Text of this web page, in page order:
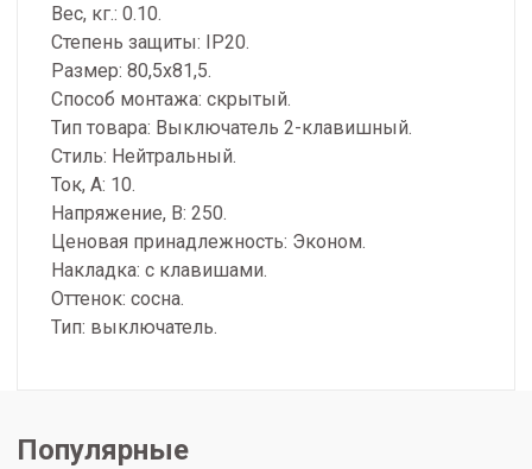
Вес, кг.: 0.10.
Степень защиты: IP20.
Размер: 80,5x81,5.
Способ монтажа: скрытый.
Тип товара: Выключатель 2-клавишный.
Стиль: Нейтральный.
Ток, А: 10.
Напряжение, В: 250.
Ценовая принадлежность: Эконом.
Накладка: с клавишами.
Оттенок: сосна.
Тип: выключатель.
Популярные